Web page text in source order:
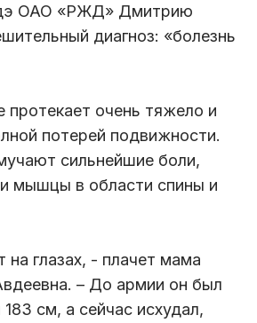
ОАО «РЖД» Дмитрию
диагноз: «болезнь
протекает очень тяжело и
потерей подвижности.
сильнейшие боли,
мышцы в области спины и
на глазах, - плачет мама
– До армии он был
см, а сейчас исхудал,